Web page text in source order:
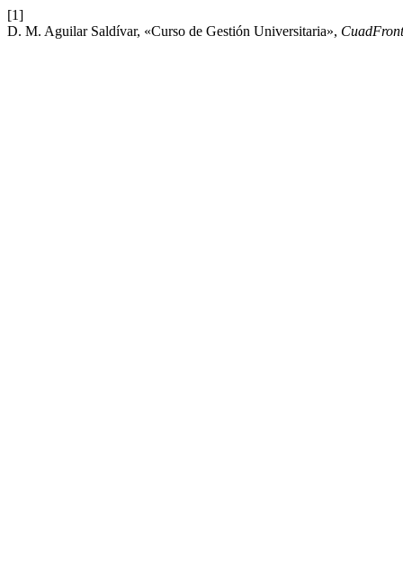
[1]
D. M. Aguilar Saldívar, «Curso de Gestión Universitaria», CuadFront